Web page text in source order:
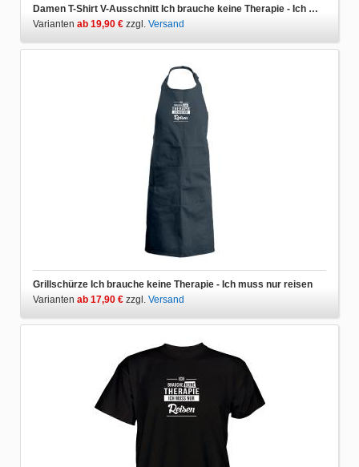
Damen T-Shirt V-Ausschnitt Ich brauche keine Therapie - Ich muss nur reisen
Varianten ab 19,90 € zzgl. Versand
Grillschürze Ich brauche keine Therapie - Ich muss nur reisen
Varianten ab 17,90 € zzgl. Versand